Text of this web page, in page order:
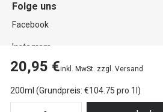
20,95 €inkl. MwSt. zzgl. Versand
200ml (Grundpreis: €104.75 pro 1l)
Folge uns
Facebook
Instagram
Copyright © 2026 Mutterland GmbH.